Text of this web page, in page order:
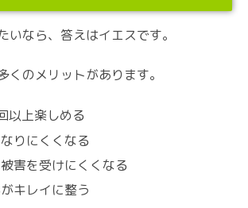
いなら、答えはイエスです。
くのメリットがあります。
以上楽しめる
りにくくなる
害を受けにくくなる
キレイに整う